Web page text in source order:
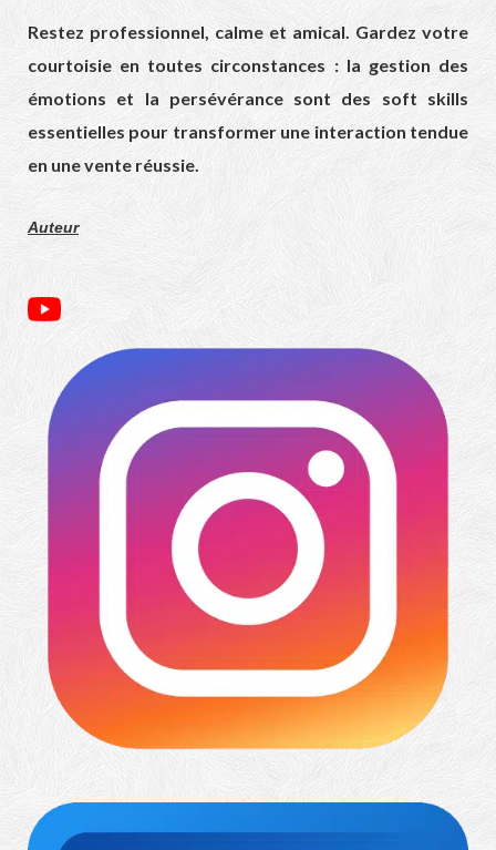
Restez professionnel, calme et amical. Gardez votre
courtoisie en toutes circonstances : la gestion des
émotions et la persévérance sont des soft skills
essentielles pour transformer une interaction tendue
en une vente réussie.
Auteur